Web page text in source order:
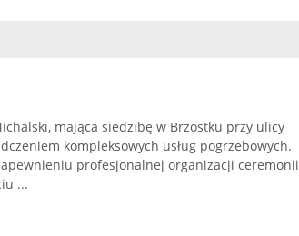
mająca siedzibę w Brzostku przy ulicy
kompleksowych usług pogrzebowych.
profesjonalnej organizacji ceremonii
...